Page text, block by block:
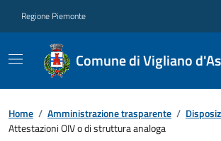
Regione Piemonte
Comune di Vigliano
Home / Amministrazione trasparente /
Attestazioni OIV o di struttura analoga